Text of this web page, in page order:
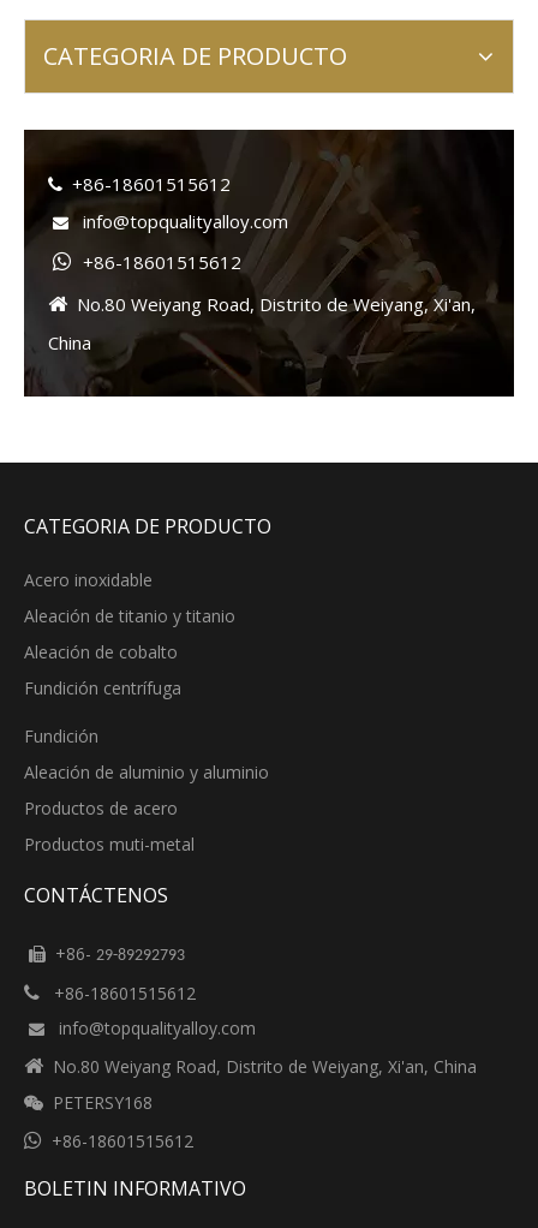
CATEGORIA DE PRODUCTO
 +86-18601515612
 info@topqualityalloy.com
 +86-18601515612
 No.80 Weiyang Road, Distrito de Weiyang, Xi'an,
China
CATEGORIA DE PRODUCTO
Acero inoxidable
Aleación de titanio y titanio
Aleación de cobalto
Fundición centrífuga
Fundición
Aleación de aluminio y aluminio
Productos de acero
Productos muti-metal
CONTÁCTENOS
 +86- 29-89292793
 +86-18601515612
 info@topqualityalloy.com
 No.80 Weiyang Road, Distrito de Weiyang, Xi'an, China
 PETERSY168
 +86-18601515612
BOLETIN INFORMATIVO